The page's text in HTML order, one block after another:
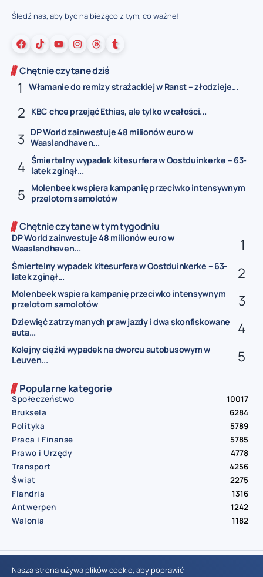
Śledź nas, aby być na bieżąco z tym, co ważne!
Chętnie czytane dziś
Włamanie do remizy strażackiej w Ranst – złodzieje...
KBC chce przejąć Ethias, ale tylko w całości...
DP World zainwestuje 48 milionów euro w
Waaslandhaven...
Śmiertelny wypadek kitesurfera w Oostduinkerke – 63-
latek zginął...
Molenbeek wspiera kampanię przeciwko intensywnym
przelotom samolotów
Chętnie czytane w tym tygodniu
DP World zainwestuje 48 milionów euro w
Waaslandhaven...
Śmiertelny wypadek kitesurfera w Oostduinkerke – 63-
latek zginął...
Molenbeek wspiera kampanię przeciwko intensywnym
przelotom samolotów
Dziewięć zatrzymanych praw jazdy i dwa skonfiskowane
auta...
Kolejny ciężki wypadek na dworcu autobusowym w
Leuven...
Popularne kategorie
Społeczeństwo
10017
Bruksela
6284
Polityka
5789
Praca i Finanse
5785
Prawo i Urzędy
4778
Transport
4256
Świat
2275
Flandria
1316
Antwerpen
1242
Walonia
1182
© Aktualnosci.be – All Right Reserved 2016-2026
Nasza strona używa plików cookie, aby poprawić